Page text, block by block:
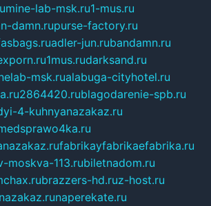
mine-lab-msk.ru1-mus.ru
damn.rupurse-factory.ru
adler-jun.rubandamn.ru
1mus.rudarksand.ru
msk.rualabuga-cityhotel.ru
2864420.rublagodarenie-spb.ru
4-kuhnyanazakaz.ru
fabrikayfabrikaefabrika.ru
moskva-113.rubiletnadom.ru
brazzers-hd.ruz-host.ru
naperekate.ru